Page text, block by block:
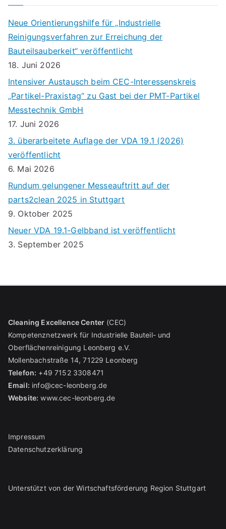
Neue Orientierungshilfe für „Industrielle
Reinigungsverfahren zur Erreichung der
Bauteilsauberkeit“ veröffentlicht
18. Juni 2026
Intensiver Austausch beim CEC-Interessenskreis
„Partikel-Praxistag“ zu Gast bei der PMT-Partikel
Messtechnik GmbH
17. Juni 2026
3. überarbeitete Auflage der VDA 19.1 (2026)
veröffentlicht
6. Mai 2026
Rundum gelungener Messeauftritt auf der
parts2clean 2025 in Stuttgart
9. Oktober 2025
Neuer VDA 19.1-Gelbband ist veröffentlicht
3. September 2025
Cleaning Excellence Center (CEC)
Kompetenznetzwerk für Industrielle Bauteil- und
Oberflächenreinigung Leonberg e.V.
Mollenbachstraße 14, 71229 Leonberg
Telefon: +49 7152 3308471
Email: info@cec-leonberg.de
Website: www.cec-leonberg.de
Impressum
Datenschutzerklärung
Unterstützt von der Wirtschaftsförderung Region Stuttgart